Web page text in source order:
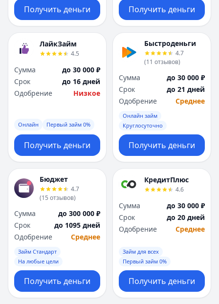
Получить деньги Получить деньги
ЛайкЗайм
4.5
Сумма
до 30 000 ₽
Срок
до 16 дней
Одобрение
Низкое
Онлайн Первый займ 0%
Получить деньги
Быстроденьги
4.7
(11 отзывов)
Сумма
до 30 000 ₽
Срок
до 21 дней
Одобрение
Среднее
Онлайн займ
Круглосуточно
Получить деньги
Бюджет
4.7
(15 отзывов)
Сумма
до 300 000 ₽
Срок
до 1095 дней
Одобрение
Среднее
Займ Стандарт
На любые цели
Получить деньги
КредитПлюс
4.6
Сумма
до 30 000 ₽
Срок
до 20 дней
Одобрение
Среднее
Займ для всех
Первый займ 0%
Получить деньги